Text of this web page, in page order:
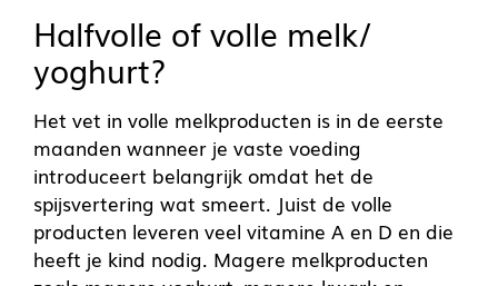
Halfvolle of volle melk/
yoghurt?
Het vet in volle melkproducten is in de eerste
maanden wanneer je vaste voeding
introduceert belangrijk omdat het de
spijsvertering wat smeert. Juist de volle
producten leveren veel vitamine A en D en die
heeft je kind nodig. Magere melkproducten